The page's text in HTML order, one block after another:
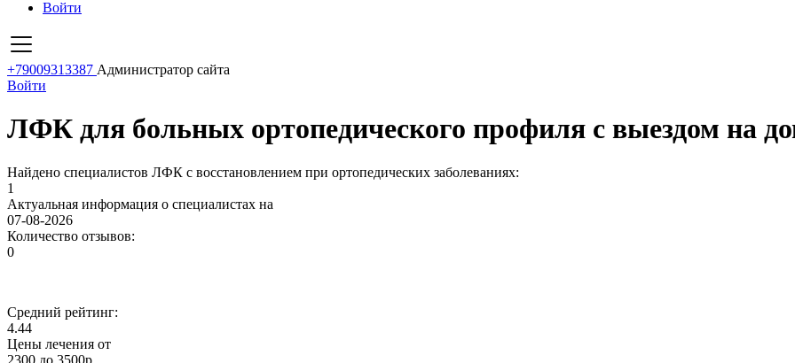
Войти
+79009313387 Администратор сайта
Войти
ЛФК для больных ортопедического профиля с выездом на
Найдено специалистов ЛФК с восстановлением при ортопедических заболеваниях:
1
Актуальная информация о специалистах на
07-08-2026
Количество отзывов:
0
Средний рейтинг:
4.44
Цены лечения от
2300 до 3500р